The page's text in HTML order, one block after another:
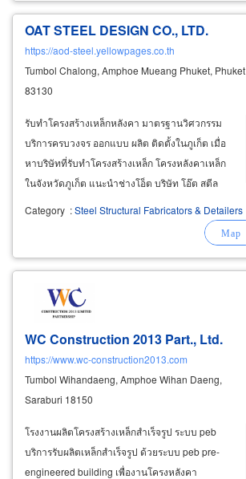
OAT STEEL DESIGN CO., LTD.
https://aod-steel.yellowpages.co.th
Tumbol Chalong, Amphoe Mueang Phuket, Phuket
83130
รับทำโครงสร้างเหล็กหลังคา มาตรฐานวิศวกรรม
บริการครบวงจร ออกแบบ ผลิต ติดตั้งในภูเก็ต เมื่อ
หาบริษัทที่รับทำโครงสร้างเหล็ก โครงหลังคาเหล็ก
ในจังหวัดภูเก็ต แนะนำช่างโอ็ต บริษัท โอ๊ต สตีล
โดยเฉพาะ มีศักยภาพความพร้อมทุกขั้นตอน ตั้งแต่
Category :Steel Structural Fabricators & Detailers
WC Construction 2013 Part., Ltd.
https://www.wc-construction2013.com
Tumbol Wihandaeng, Amphoe Wihan Daeng,
Saraburi 18150
โรงงานผลิตโครงสร้างเหล็กสำเร็จรูป ระบบ peb
บริการรับผลิตเหล็กสำเร็จรูป ด้วยระบบ peb pre-
engineered building เพื่องานโครงหลังคา